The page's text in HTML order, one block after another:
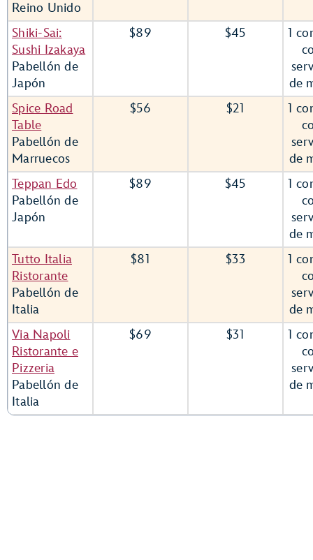
Reino Unido
Shiki-Sai:
Sushi Izakaya
Pabellón de
Japón
$89 $45
1
de
Spice Road
Table
Pabellón de
Marruecos
$56 $21
1
de
Teppan Edo
Pabellón de
Japón
$89 $45
1
de
Tutto Italia
Ristorante
Pabellón de
Italia
$81 $33
1
de
Via Napoli
Ristorante e
Pizzeria
Pabellón de
Italia
$69 $31
1
de